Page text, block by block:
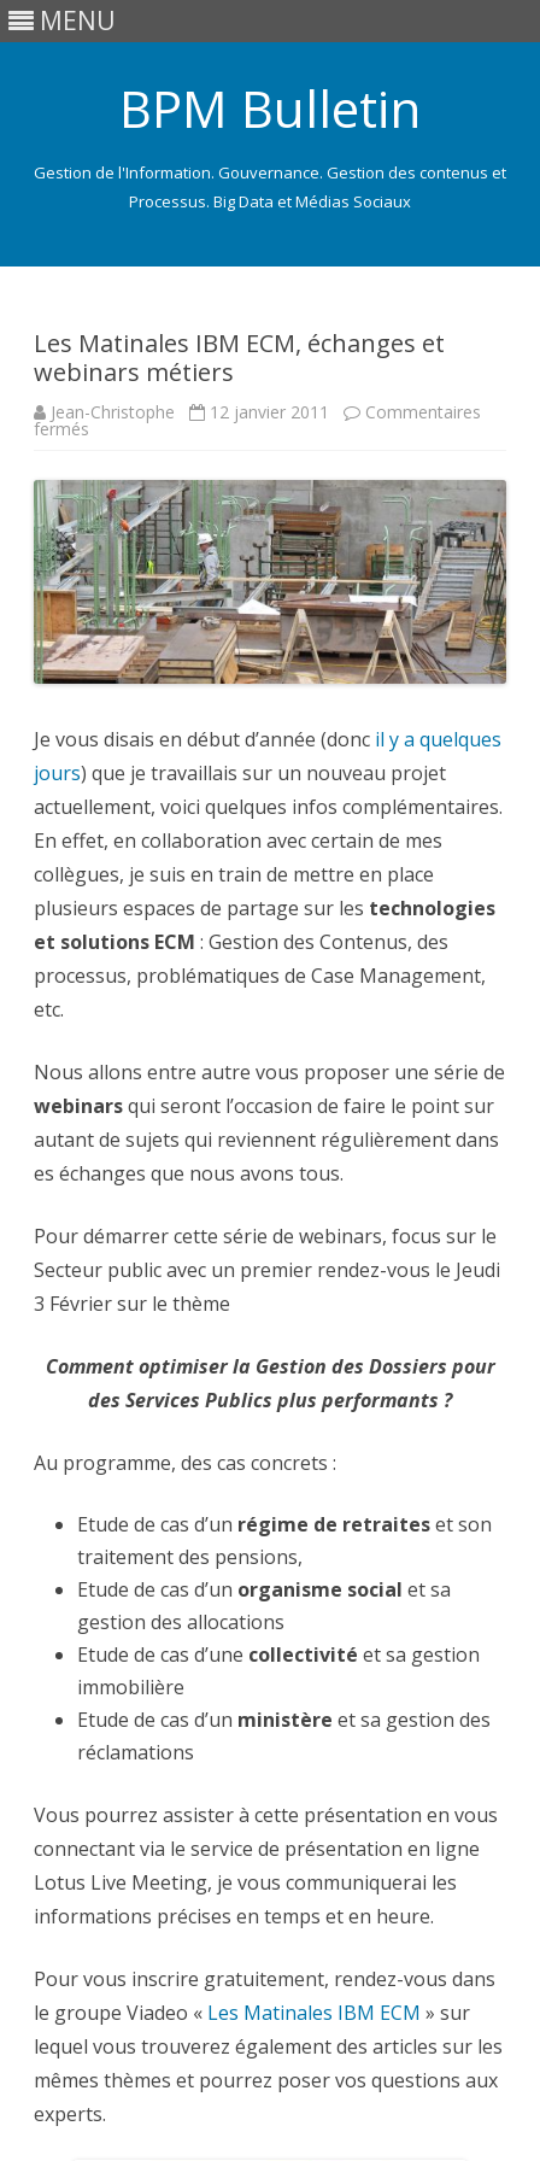
MENU
BPM Bulletin
Gestion de l'Information. Gouvernance. Gestion des contenus et
Processus. Big Data et Médias Sociaux
Les Matinales IBM ECM, échanges et
webinars métiers
Jean-Christophe 12 janvier 2011 Commentaires
fermés
IBM
ECM,
échanges
et
webinars
métiers
Je vous disais en début d’année (donc il y a quelques
jours) que je travaillais sur un nouveau projet
actuellement, voici quelques infos complémentaires.
En effet, en collaboration avec certain de mes
collègues, je suis en train de mettre en place
plusieurs espaces de partage sur les technologies
et solutions ECM : Gestion des Contenus, des
processus, problématiques de Case Management,
etc.
Nous allons entre autre vous proposer une série de
webinarsqui seront l’occasion de faire le point sur
autant de sujets qui reviennent régulièrement dans
es échanges que nous avons tous.
Pour démarrer cette série de webinars, focus sur le
Secteur public avec un premier rendez-vous le Jeudi
3 Février sur le thème
Comment optimiser la Gestion des Dossiers pour
des Services Publics plus performants ?
Au programme, des cas concrets :
Etude de cas d’un régime de retraiteset son
traitement des pensions,
Etude de cas d’un organisme social et sa
gestion des allocations
Etude de cas d’une collectivité et sa gestion
immobilière
Etude de cas d’un ministère et sa gestion des
réclamations
Vous pourrez assister à cette présentation en vous
connectant via le service de présentation en ligne
Lotus Live Meeting, je vous communiquerai les
informations précises en temps et en heure.
Pour vous inscrire gratuitement, rendez-vous dans
le groupe Viadeo « Les Matinales IBM ECM » sur
lequel vous trouverez également des articles sur les
mêmes thèmes et pourrez poser vos questions aux
experts.